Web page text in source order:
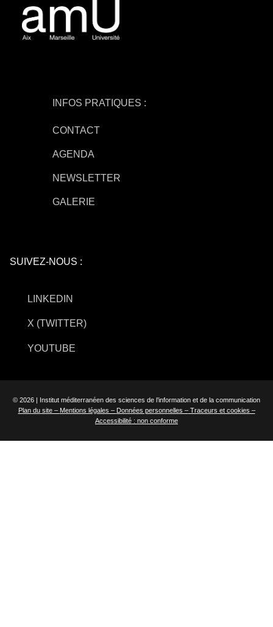
INFOS PRATIQUES :
CONTACT
AGENDA
NEWSLETTER
GALERIE
SUIVEZ-NOUS :
LINKEDIN
X (TWITTER)
YOUTUBE
© 2026 | Institut méditerranéen des sciences de l’information et de la communication
Plan du site – Mentions légales – Données personnelles –Traceurs et cookies –
Accessibilité : non conforme